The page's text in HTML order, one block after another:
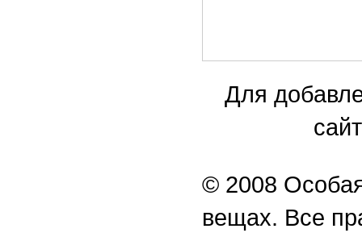
Для
© 2008
вещах. Все